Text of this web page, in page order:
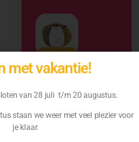
met vakantie!
van 28 juli t/m 20 augustus.
staan we weer met veel plezier voor
je klaar.